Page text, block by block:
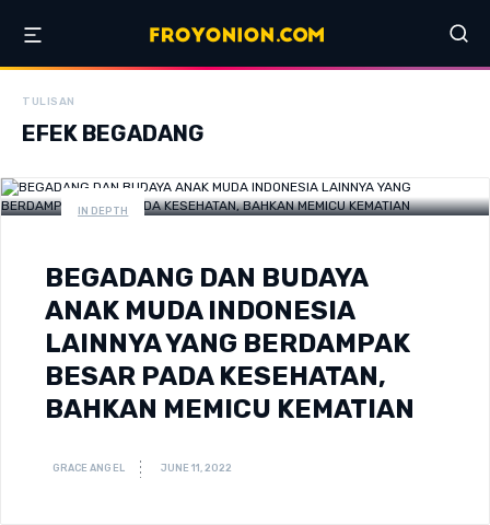
TULISAN
EFEK BEGADANG
IN DEPTH
BEGADANG DAN BUDAYA
ANAK MUDA INDONESIA
LAINNYA YANG BERDAMPAK
BESAR PADA KESEHATAN,
BAHKAN MEMICU KEMATIAN
GRACE ANGEL JUNE 11, 2022